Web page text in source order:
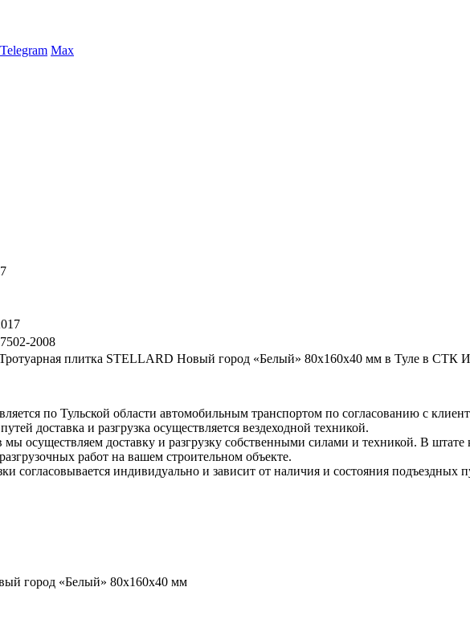
Telegram Max
2008
плитка STELLARD Новый город «Белый» 80х160х40 мм в Туле в СТК
по Тульской области автомобильным транспортом по согласованию с
доставка и разгрузка осуществляется вездеходной техникой.
осуществляем доставку и разгрузку собственными силами и техникой. В штате
работ на вашем строительном объекте.
согласовывается индивидуально и зависит от наличия и состояния подъездных
город «Белый» 80х160х40 мм